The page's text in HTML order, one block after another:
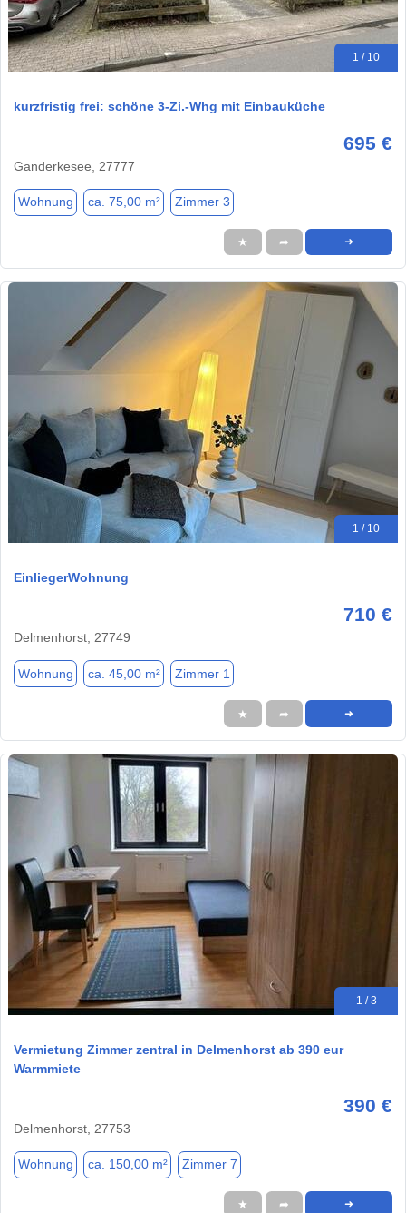
1 / 10
kurzfristig frei: schöne 3-Zi.-Whg mit Einbauküche
695 €
Ganderkesee, 27777
Wohnung ca. 75,00 m² Zimmer 3
★ ➦ ➜
1 / 10
EinliegerWohnung
710 €
Delmenhorst, 27749
Wohnung ca. 45,00 m² Zimmer 1
★ ➦ ➜
1 / 3
Vermietung Zimmer zentral in Delmenhorst ab 390 eur
Warmmiete
390 €
Delmenhorst, 27753
Wohnung ca. 150,00 m² Zimmer 7
★ ➦ ➜